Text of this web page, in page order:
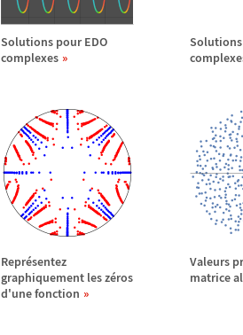
Solutions pour EDO
complexes
Représentez
graphiquement les zéros
d'une fonction
Valeurs
matrice al